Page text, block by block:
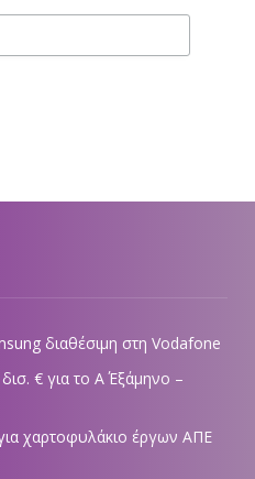
διαθέσιμη στη Vodafone
€ για το Α΄ Εξάμηνο –
χαρτοφυλάκιο έργων ΑΠΕ